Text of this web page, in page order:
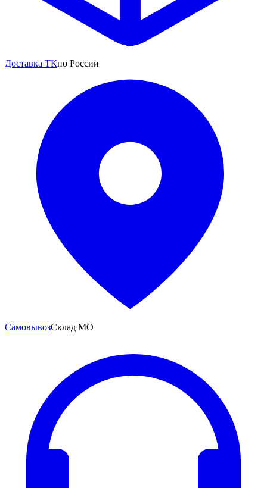
Доставка ТКпо России
СамовывозСклад МО